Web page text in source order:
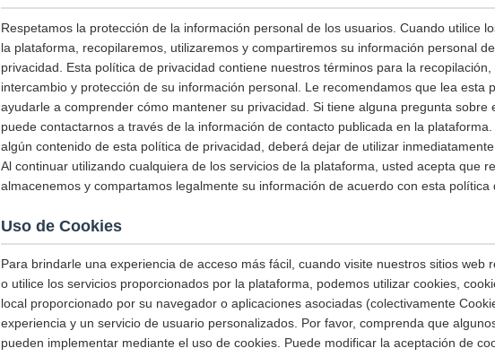
Respetamos la protección de la información personal de los usuarios. Cuando utilice
la plataforma, recopilaremos, utilizaremos y compartiremos su información personal
privacidad. Esta política de privacidad contiene nuestros términos para la recopilación,
intercambio y protección de su información personal. Le recomendamos que lea esta
ayudarle a comprender cómo mantener su privacidad. Si tiene alguna pregunta sobre
puede contactarnos a través de la información de contacto publicada en la
algún contenido de esta política de privacidad, deberá dejar de utilizar
Al continuar utilizando cualquiera de los servicios de la plataforma, usted acepta que
almacenemos y compartamos legalmente su información de acuerdo con esta política
Uso de Cookies
Para brindarle una experiencia de acceso más fácil, cuando visite nuestros sitios web
o utilice los servicios proporcionados por la plataforma, podemos utilizar cookies,
local proporcionado por su navegador o aplicaciones asociadas (colectivamente
experiencia y un servicio de usuario personalizados. Por favor, comprenda que
pueden implementar mediante el uso de cookies. Puede modificar la aceptación de